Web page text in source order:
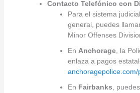
Contacto Telefónico con
Para el sistema
general, puedes
Minor Offenses
En Anchorage, la
enlaza a pagos
anchoragepolice.com/
En Fairbanks,